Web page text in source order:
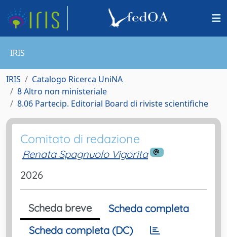
IRIS
IRIS
Catalogo Ricerca UniNA
8 Altro non ministeriale
8.06 Partecip. Editorial Board di riviste scientifiche
Comitato di redazione
Renata Spagnuolo Vigorita
2026
Scheda breve
Scheda completa
Scheda completa (DC)